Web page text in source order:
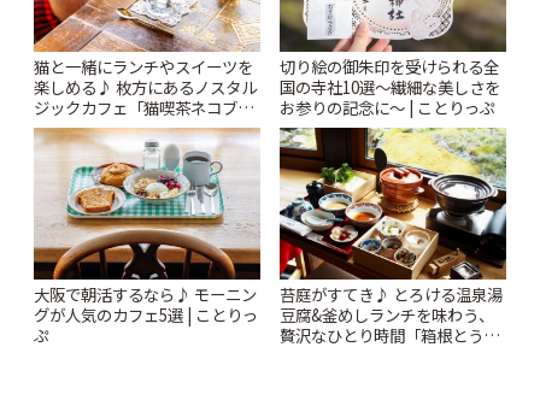
猫と一緒にランチやスイーツを
楽しめる♪ 枚方にあるノスタル
ジックカフェ「猫喫茶ネコブ」
| ことりっぷ
切り絵の御朱印を受けられる全
国の寺社10選〜繊細な美しさを
お参りの記念に〜 | ことりっぷ
大阪で朝活するなら♪ モーニン
グが人気のカフェ5選 | ことりっ
ぷ
苔庭がすてき♪ とろける温泉湯
豆腐&釜めしランチを味わう、
贅沢なひとり時間「箱根とうふ